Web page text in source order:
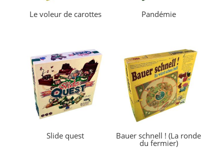
Le voleur de carottes Pandémie
Slide quest Bauer schnell ! (La ronde
du fermier)